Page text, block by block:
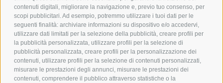
contenuti digitali, migliorare la navigazione e, previo tuo consenso, per
scopi pubblicitari. Ad esempio, potremmo utilizzare i tuoi dati per le
seguenti finalità: archiviare informazioni su dispositivo e/o accedervi,
utilizzare dati limitati per la selezione della pubblicità, creare profili per
la pubblicità personalizzata, utilizzare profili per la selezione di
pubblicità personalizzata, creare profili per la personalizzazione dei
contenuti, utilizzare profili per la selezione di contenuti personalizzati,
misurare le prestazioni degli annunci, misurare le prestazioni dei
contenuti, comprendere il pubblico attraverso statistiche o la
POLICY
PRIVACY POLICY
COOKIE POLICY
PAGAMENTI SICURI